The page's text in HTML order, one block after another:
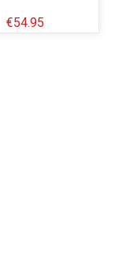
€54.95